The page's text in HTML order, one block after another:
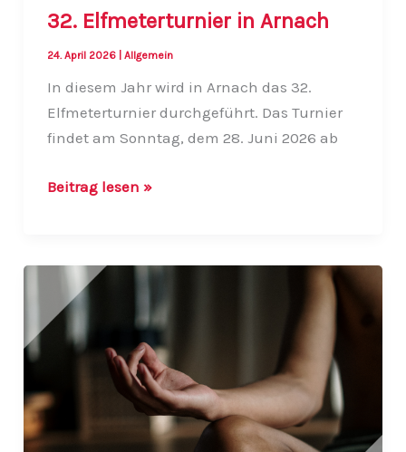
32. Elfmeterturnier in Arnach
24. April 2026 Allgemein
In diesem Jahr wird in Arnach das 32.
Elfmeterturnier durchgeführt. Das Turnier
findet am Sonntag, dem 28. Juni 2026 ab
32.
Arnach
Beitrag lesen »